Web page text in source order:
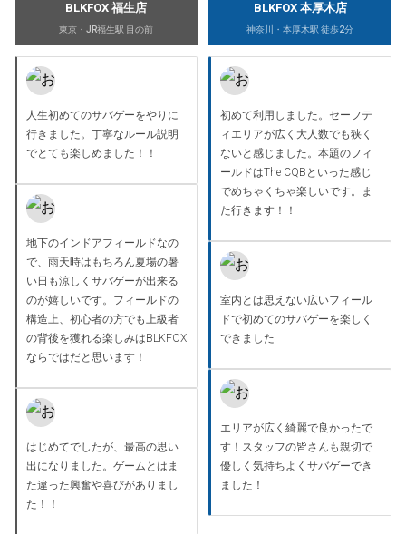
BLKFOX 福生店
東京・JR福生駅 目の前
人生初めてのサバゲーをやりに
行きました。丁寧なルール説明
でとても楽しめました！！
地下のインドアフィールドなの
で、雨天時はもちろん夏場の暑
い日も涼しくサバゲーが出来る
のが嬉しいです。フィールドの
構造上、初心者の方でも上級者
の背後を獲れる楽しみはBLKFOX
ならではだと思います！
はじめてでしたが、最高の思い
出になりました。ゲームとはま
た違った興奮や喜びがありまし
た！！
BLKFOX 本厚木店
神奈川・本厚木駅 徒歩2分
初めて利用しました。セーフテ
ィエリアが広く大人数でも狭く
ないと感じました。本題のフィ
ールドはThe CQBといった感じ
でめちゃくちゃ楽しいです。ま
た行きます！！
室内とは思えない広いフィール
ドで初めてのサバゲーを楽しく
できました
エリアが広く綺麗で良かったで
す！スタッフの皆さんも親切で
優しく気持ちよくサバゲーでき
ました！